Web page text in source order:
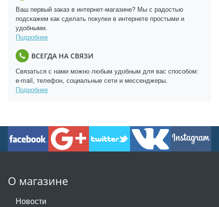
Ваш первый заказ в интернет-магазине? Мы с радостью
подскажем как сделать покупки в интернете простыми и
удобными.
Подробнее
ВСЕГДА НА СВЯЗИ
Связаться с нами можно любым удобным для вас способом:
e-mail, телефон, социальные сети и мессенджеры.
Подробнее
О магазине
Новости